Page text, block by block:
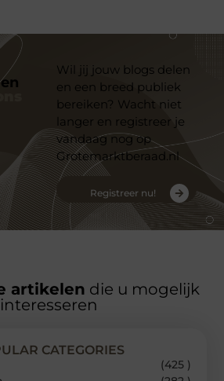
Wil jij jouw blogs delen
en een breed publiek
bereiken? Wacht niet
langer en registreer je
vandaag nog op
Grotemarktberaad.nl
Registreer nu!
artikelen die u mogelijk
interesseren
CATEGORIES
(425 )